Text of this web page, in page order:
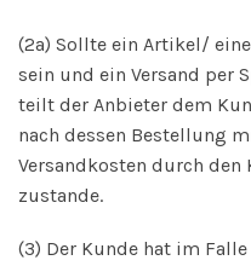
(2a) Sollte ein Artikel/
sein und ein Versand per
teilt der Anbieter dem
nach dessen Bestellung
Versandkosten durch
zustande.
(3) Der Kunde hat im